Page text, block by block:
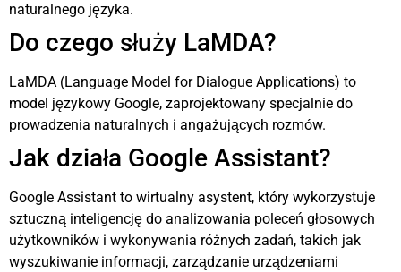
naturalnego języka.
Do czego służy LaMDA?
LaMDA (Language Model for Dialogue Applications) to
model językowy Google, zaprojektowany specjalnie do
prowadzenia naturalnych i angażujących rozmów.
Jak działa Google Assistant?
Google Assistant to wirtualny asystent, który wykorzystuje
sztuczną inteligencję do analizowania poleceń głosowych
użytkowników i wykonywania różnych zadań, takich jak
wyszukiwanie informacji, zarządzanie urządzeniami